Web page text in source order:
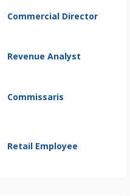
Commercial Director
Revenue Analyst
Commissaris
Retail Employee